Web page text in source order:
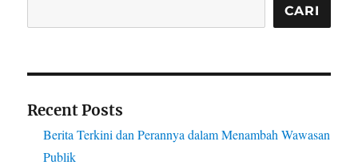
CARI
Recent Posts
Berita Terkini dan Perannya dalam Menambah Wawasan
Publik